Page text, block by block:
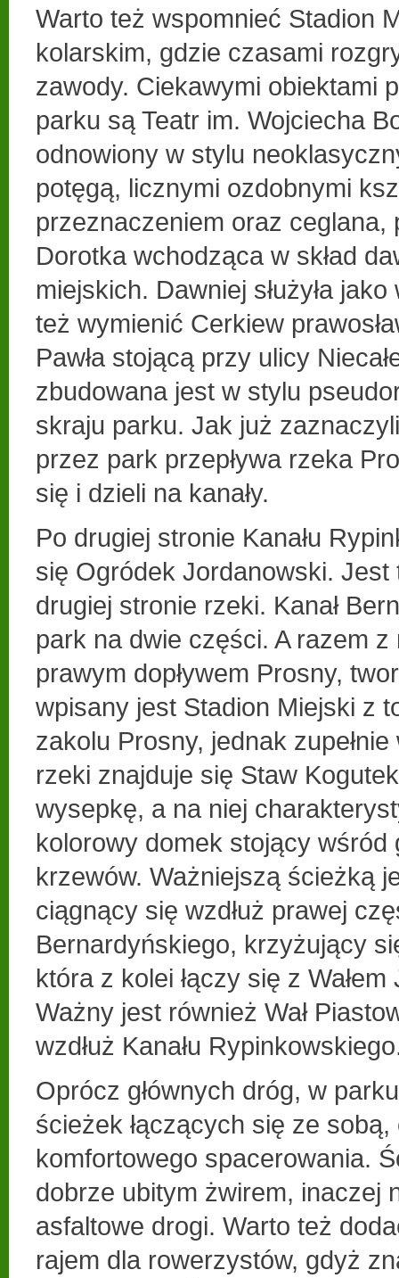
Warto też wspomnieć Stadion
kolarskim, gdzie czasami
zawody. Ciekawymi obiektami
parku są Teatr im. Wojciecha
odnowiony w stylu
potęgą, licznymi ozdobnymi
przeznaczeniem oraz ceglana,
Dorotka wchodząca w skład
miejskich. Dawniej służyła
też wymienić Cerkiew
Pawła stojącą przy ulicy
zbudowana jest w stylu
skraju parku. Jak już
przez park przepływa rzeka
się i dzieli na kanały.
Po drugiej stronie Kanału
się Ogródek Jordanowski.
drugiej stronie rzeki. Kanał
park na dwie części. A razem
prawym dopływem Prosny,
wpisany jest Stadion Miejski z
zakolu Prosny, jednak
rzeki znajduje się Staw
wysepkę, a na niej
kolorowy domek stojący wśród
krzewów. Ważniejszą ścieżką
ciągnący się wzdłuż prawej
Bernardyńskiego, krzyżujący
która z kolei łączy się z
Ważny jest również Wał
wzdłuż Kanału
Oprócz głównych dróg, w
ścieżek łączących się ze
komfortowego spacerowania.
dobrze ubitym żwirem, inaczej
asfaltowe drogi. Warto też
rajem dla rowerzystów, gdyż